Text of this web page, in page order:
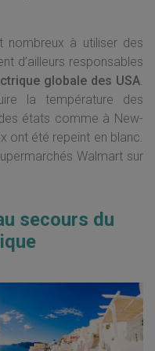
nombreux à utiliser des
d’ailleurs responsables
globale des USA.
la température des
états comme à New-
ont été repeint en blanc.
Walmart sur
secours du